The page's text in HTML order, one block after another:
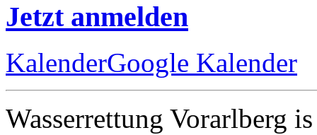
Jetzt anmelden
KalenderGoogle Kalender
Wasserrettung Vorarlberg